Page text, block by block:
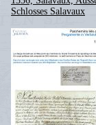
Schlosses Salavaux